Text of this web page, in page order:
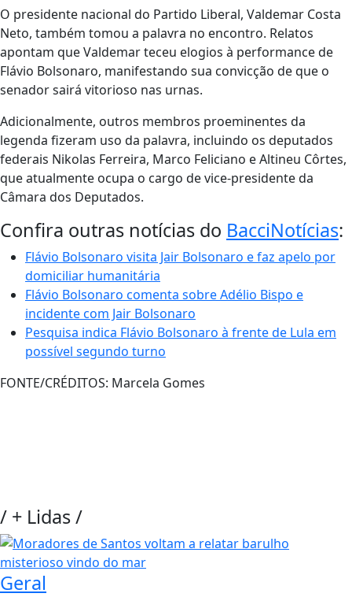
O presidente nacional do Partido Liberal, Valdemar Costa
Neto, também tomou a palavra no encontro. Relatos
apontam que Valdemar teceu elogios à performance de
Flávio Bolsonaro, manifestando sua convicção de que o
senador sairá vitorioso nas urnas.
Adicionalmente, outros membros proeminentes da
legenda fizeram uso da palavra, incluindo os deputados
federais Nikolas Ferreira, Marco Feliciano e Altineu Côrtes,
que atualmente ocupa o cargo de vice-presidente da
Câmara dos Deputados.
Confira outras notícias do BacciNotícias:
Flávio Bolsonaro visita Jair Bolsonaro e faz apelo por
domiciliar humanitária
Flávio Bolsonaro comenta sobre Adélio Bispo e
incidente com Jair Bolsonaro
Pesquisa indica Flávio Bolsonaro à frente de Lula em
possível segundo turno
FONTE/CRÉDITOS: Marcela Gomes
/ + Lidas/
Geral